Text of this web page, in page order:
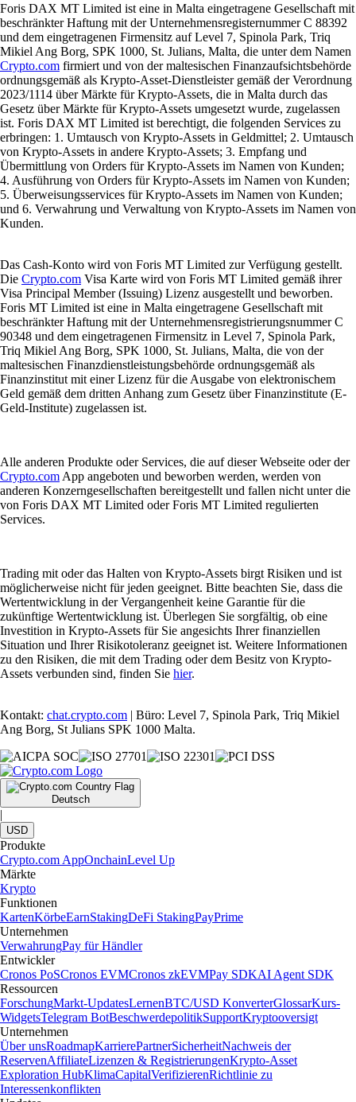
Foris DAX MT Limited ist eine in Malta eingetragene Gesellschaft mit
beschränkter Haftung mit der Unternehmensregisternummer C 88392
und dem eingetragenen Firmensitz auf Level 7, Spinola Park, Triq
Mikiel Ang Borg, SPK 1000, St. Julians, Malta, die unter dem Namen
Crypto.com firmiert und von der maltesischen Finanzaufsichtsbehörde
ordnungsgemäß als Krypto-Asset-Dienstleister gemäß der Verordnung
2023/1114 über Märkte für Krypto-Assets, die in Malta durch das
Gesetz über Märkte für Krypto-Assets umgesetzt wurde, zugelassen
ist. Foris DAX MT Limited ist berechtigt, die folgenden Services zu
erbringen: 1. Umtausch von Krypto-Assets in Geldmittel; 2. Umtausch
von Krypto-Assets in andere Krypto-Assets; 3. Empfang und
Übermittlung von Orders für Krypto-Assets im Namen von Kunden;
4. Ausführung von Orders für Krypto-Assets im Namen von Kunden;
5. Überweisungsservices für Krypto-Assets im Namen von Kunden;
und 6. Verwahrung und Verwaltung von Krypto-Assets im Namen von
Kunden.
Das Cash-Konto wird von Foris MT Limited zur Verfügung gestellt.
Die Crypto.com Visa Karte wird von Foris MT Limited gemäß ihrer
Visa Principal Member (Issuing) Lizenz ausgestellt und beworben.
Foris MT Limited ist eine in Malta eingetragene Gesellschaft mit
beschränkter Haftung mit der Unternehmensregistrierungsnummer C
90348 und dem eingetragenen Firmensitz in Level 7, Spinola Park,
Triq Mikiel Ang Borg, SPK 1000, St. Julians, Malta, die von der
maltesischen Finanzdienstleistungsbehörde ordnungsgemäß als
Finanzinstitut mit einer Lizenz für die Ausgabe von elektronischem
Geld gemäß dem dritten Anhang zum Gesetz über Finanzinstitute (E-
Geld-Institute) zugelassen ist.
Alle anderen Produkte oder Services, die auf dieser Webseite oder der
Crypto.com App angeboten und beworben werden, werden von
anderen Konzerngesellschaften bereitgestellt und fallen nicht unter die
von Foris DAX MT Limited oder Foris MT Limited regulierten
Services.
Trading mit oder das Halten von Krypto-Assets birgt Risiken und ist
möglicherweise nicht für jeden geeignet. Bitte beachten Sie, dass die
Wertentwicklung in der Vergangenheit keine Garantie für die
zukünftige Wertentwicklung ist. Überlegen Sie sorgfältig, ob eine
Investition in Krypto-Assets für Sie angesichts Ihrer finanziellen
Situation und Ihrer Risikotoleranz geeignet ist. Weitere Informationen
zu den Risiken, die mit dem Trading oder dem Besitz von Krypto-
Assets verbunden sind, finden Sie hier.
Kontakt: chat.crypto.com | Büro: Level 7, Spinola Park, Triq Mikiel
Ang Borg, St Julians SPK 1000 Malta.
Deutsch
|
USD
Produkte
Crypto.com AppOnchainLevel Up
Märkte
Krypto
Funktionen
KartenKörbeEarnStakingDeFi StakingPayPrime
Unternehmen
VerwahrungPay für Händler
Entwickler
Cronos PoSCronos EVMCronos zkEVMPay SDKAI Agent SDK
Ressourcen
ForschungMarkt-UpdatesLernenBTC/USD KonverterGlossarKurs-
WidgetsTelegram BotBeschwerdepolitikSupportKryptooversigt
Unternehmen
Über unsRoadmapKarrierePartnerSicherheitNachweis der
ReservenAffiliateLizenzen & RegistrierungenKrypto-Asset
Exploration HubKlimaCapitalVerifizierenRichtlinie zu
Interessenkonflikten